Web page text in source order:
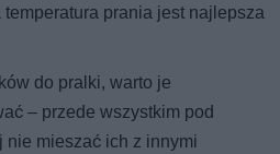
temperatura prania jest najlepsza
do pralki, warto je
– przede wszystkim pod
nie mieszać ich z innymi